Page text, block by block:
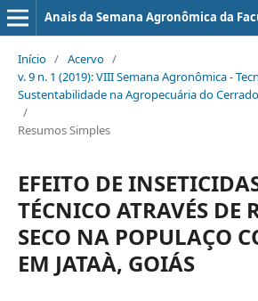
Início / Acervo /
v. 9 n. 1 (2019): VIII Semana Agronômica -
Sustentabilidade na Agropecuária do Cerrado
/
Resumos Simples
EFEITO DE
TÉCNICO ATRAVÉS DE
SECO NA POPULAÇO
EM JATAÀ, GOIÁS